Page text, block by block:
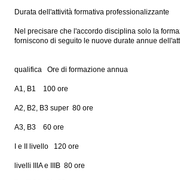
Durata dell'attività formativa professionalizzante
Nel precisare che l'accordo disciplina solo la
forniscono di seguito le nuove durate annue
qualifica Ore di formazione annua
A1, B1 100 ore
A2, B2, B3 super 80 ore
A3, B3 60 ore
I e II livello 120 ore
livelli IIIA e IIIB 80 ore